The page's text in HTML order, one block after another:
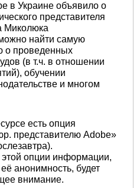
в Украине объявило о
представителя
Миколюка
найти самую
о проведенных
(в т.ч. в отношении
обучении
и многом
есть опция
представителю Adobe»
опции информации,
анонимность, будет
внимание.